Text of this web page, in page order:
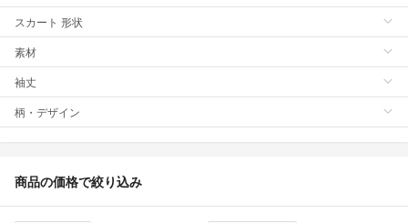
スカート 形状
素材
袖丈
柄・デザイン
商品の価格で絞り込み